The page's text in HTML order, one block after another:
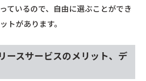
ているので、自由に選ぶことができ
トがあります。
ースサービスのメリット、デ